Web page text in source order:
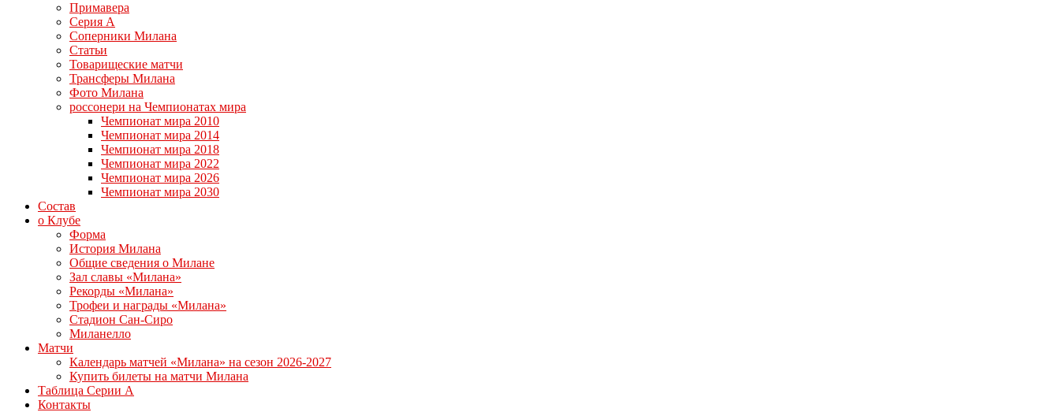
Примавера
Серия А
Соперники Милана
Статьи
Товарищеские матчи
Трансферы Милана
Фото Милана
россонери на Чемпионатах мира
Чемпионат мира 2010
Чемпионат мира 2014
Чемпионат мира 2018
Чемпионат мира 2022
Чемпионат мира 2026
Чемпионат мира 2030
Состав
о Клубе
Форма
История Милана
Общие сведения о Милане
Зал славы «Милана»
Рекорды «Милана»
Трофеи и награды «Милана»
Стадион Сан-Сиро
Миланелло
Матчи
Календарь матчей «Милана» на сезон 2026-2027
Купить билеты на матчи Милана
Таблица Серии А
Контакты